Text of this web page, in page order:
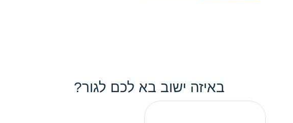
באיזה ישוב בא לכם לגור?